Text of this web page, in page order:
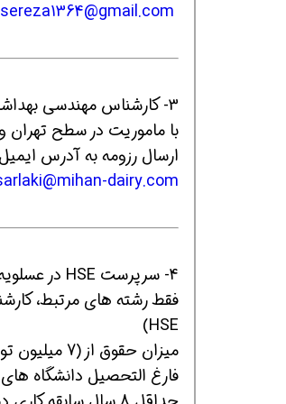
3- کارشناس مهندسی بهداشت حرفه ای در تهران در هلدینگ صنایع غذایی میهن
با ماموریت در سطح تهران
ارسال رزومه به آدرس
dairy.com
4- سرپرست HSE در عسلویه / فقط آقا
فقط رشته های مرتبط،
HSE)
میزان حقوق از (7 میلیون تومان به بالا) براساس سوابق و توانایی های اجرائی و مدیریتی
فارغ التحصیل دانشگاه های
همین حالا همین حالا بگیرش